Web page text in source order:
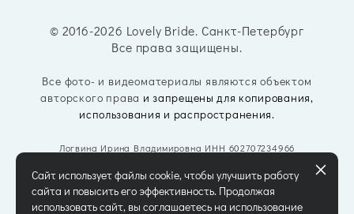
© 2016-2026 Lovely Bride. Санкт-Петербург
Все права защищены.
Все фото- и видеоматериалы являются объектом
авторского права и запрещены для копирования,
использования и распространения.
Логвина Ирина Владимировна ИНН 602707234966
Сайт использует файлы cookie, чтобы улучшить работу
сайта и повысить его эффективность. Продолжая
использовать сайт, вы соглашаетесь на использование